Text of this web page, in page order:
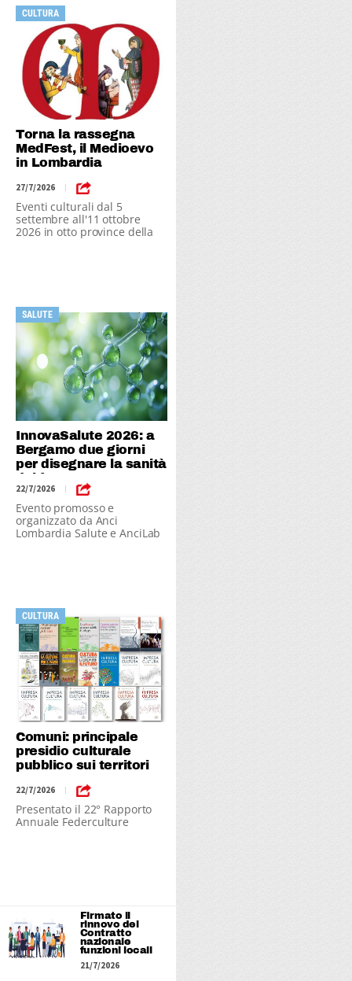
CULTURA
Torna la rassegna
MedFest, il Medioevo
in Lombardia
27/7/2026 |
Eventi culturali dal 5
settembre all'11 ottobre
2026 in otto province della
SALUTE
InnovaSalute 2026: a
Bergamo due giorni
per disegnare la sanità
del futuro
22/7/2026 |
Evento promosso e
organizzato da Anci
Lombardia Salute e AnciLab
CULTURA
Comuni: principale
presidio culturale
pubblico sui territori
22/7/2026 |
Presentato il 22° Rapporto
Annuale Federculture
Firmato il
rinnovo del
Contratto
nazionale
funzioni locali
21/7/2026